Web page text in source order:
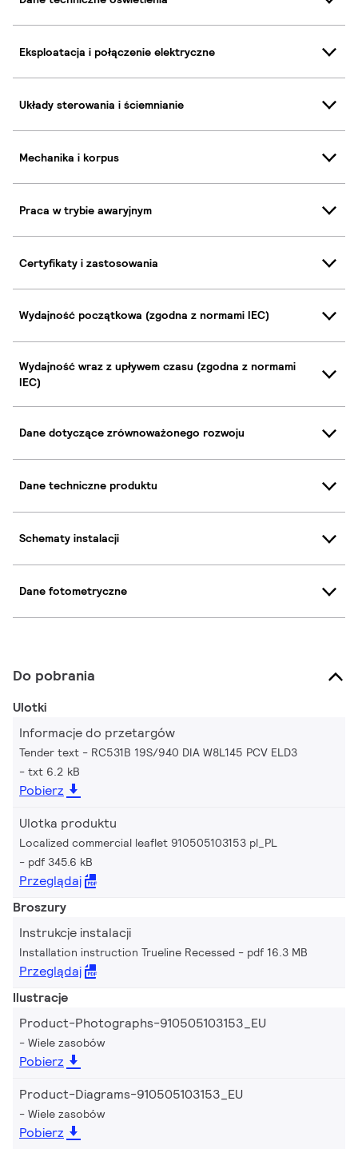
Eksploatacja i połączenie elektryczne
Układy sterowania i ściemnianie
Mechanika i korpus
Praca w trybie awaryjnym
Certyfikaty i zastosowania
Wydajność początkowa (zgodna z normami IEC)
Wydajność wraz z upływem czasu (zgodna z normami
IEC)
Dane dotyczące zrównoważonego rozwoju
Dane techniczne produktu
Schematy instalacji
Dane fotometryczne
Do pobrania
Ulotki
Informacje do przetargów
Tender text - RC531B 19S/940 DIA W8L145 PCV ELD3
txt 6.2 kB
Pobierz
Ulotka produktu
Localized commercial leaflet 910505103153 pl_PL
pdf 345.6 kB
Przeglądaj
Broszury
Instrukcje instalacji
Installation instruction Trueline Recessed pdf 16.3 MB
Przeglądaj
Ilustracje
Product-Photographs-910505103153_EU
Wiele zasobów
Pobierz
Product-Diagrams-910505103153_EU
Wiele zasobów
Pobierz